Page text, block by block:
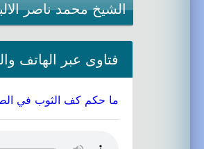
الشيخ محمد ناصر
فتاوى عبر الهاتف
ما حكم كف الثوب في